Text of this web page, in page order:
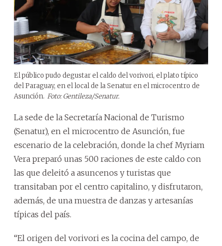
El público pudo degustar el caldo del vorivori, el plato típico
del Paraguay, en el local de la Senatur en el microcentro de
Asunción. Foto: Gentileza/Senatur.
La sede de la Secretaría Nacional de Turismo
(Senatur), en el microcentro de Asunción, fue
escenario de la celebración, donde la chef Myriam
Vera preparó unas 500 raciones de este caldo con
las que deleitó a asuncenos y turistas que
transitaban por el centro capitalino, y disfrutaron,
además, de una muestra de danzas y artesanías
típicas del país.
“El origen del vorivori es la cocina del campo, de